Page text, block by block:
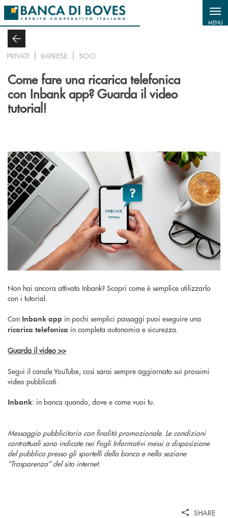
Salta al contenuto principale
MENU
PRIVATI IMPRESE SOCI
Come fare una ricarica telefonica
con Inbank app? Guarda il video
tutorial!
Non hai ancora attivato Inbank? Scopri come è semplice utilizzarlo
con i tutorial.
Con Inbank app in pochi semplici passaggi puoi eseguire una
ricarica telefonica in completa autonomia e sicurezza.
Guarda il video >>
Segui il canale YouTube, così sarai sempre aggiornato sui prossimi
video pubblicati.
Inbank: in banca quando, dove e come vuoi tu.
Messaggio pubblicitario con finalità promozionale. Le condizioni
contrattuali sono indicate nei Fogli Informativi messi a disposizione
del pubblico presso gli sportelli della banca e nella sezione
“Trasparenza” del sito internet.
SHARE